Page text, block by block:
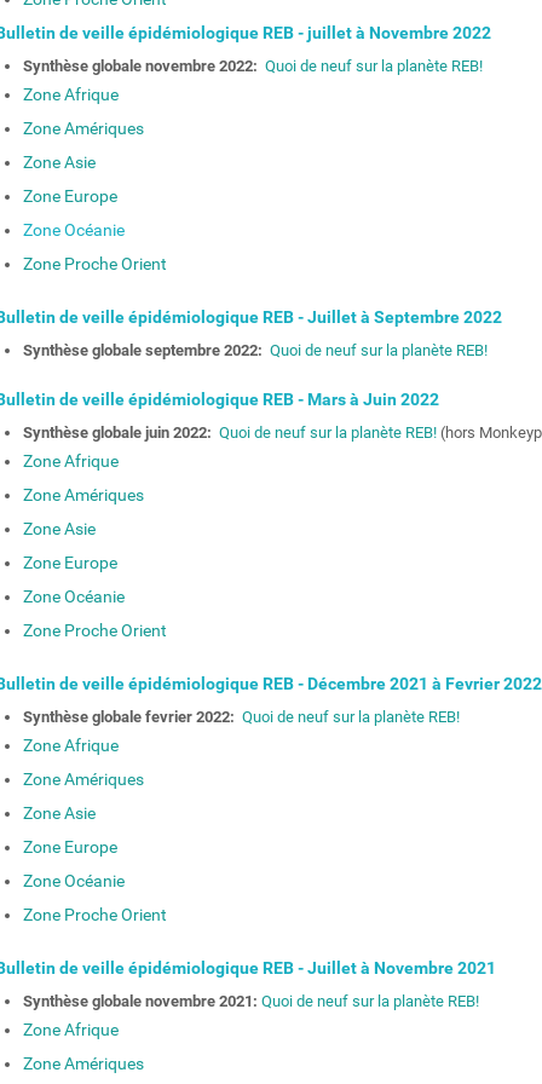
de veille épidémiologique REB - juillet à Novembre 2022
Synthèse globale novembre 2022: Quoi de neuf sur la planète REB!
Zone Afrique
Zone Amériques
Zone Asie
Zone Europe
Zone Océanie
Zone Proche Orient
de veille épidémiologique REB - Juillet à Septembre 2022
Synthèse globale septembre 2022: Quoi de neuf sur la planète REB!
de veille épidémiologique REB - Mars à Juin 2022
Synthèse globale juin 2022: Quoi de neuf sur la planète REB! (hors
Zone Afrique
Zone Amériques
Zone Asie
Zone Europe
Zone Océanie
Zone Proche Orient
de veille épidémiologique REB - Décembre 2021 à Fevrier 2022
Synthèse globale fevrier 2022: Quoi de neuf sur la planète REB!
Zone Afrique
Zone Amériques
Zone Asie
Zone Europe
Zone Océanie
Zone Proche Orient
de veille épidémiologique REB - Juillet à Novembre 2021
Synthèse globale novembre 2021: Quoi de neuf sur la planète REB!
Zone Afrique
Zone Amériques